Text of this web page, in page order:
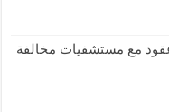
مع مستشفيات مخالفة